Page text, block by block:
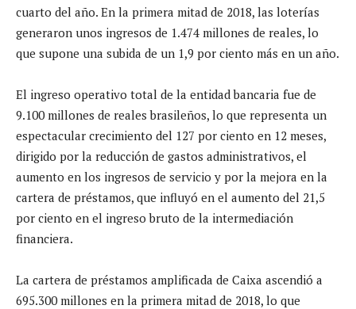
cuarto del año. En la primera mitad de 2018, las loterías
generaron unos ingresos de 1.474 millones de reales, lo
que supone una subida de un 1,9 por ciento más en un año.
El ingreso operativo total de la entidad bancaria fue de
9.100 millones de reales brasileños, lo que representa un
espectacular crecimiento del 127 por ciento en 12 meses,
dirigido por la reducción de gastos administrativos, el
aumento en los ingresos de servicio y por la mejora en la
cartera de préstamos, que influyó en el aumento del 21,5
por ciento en el ingreso bruto de la intermediación
financiera.
La cartera de préstamos amplificada de Caixa ascendió a
695.300 millones en la primera mitad de 2018, lo que